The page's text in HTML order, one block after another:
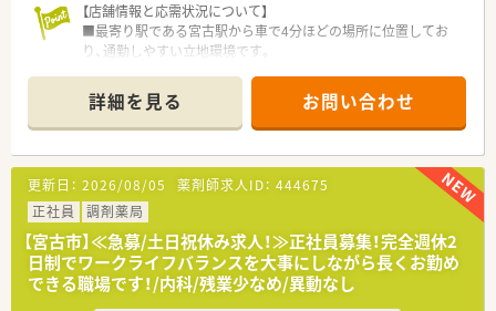
【店舗情報と応需状況について】
■最寄り駅である宮古駅から車で4分ほどの場所に位置してお
り、通勤しやすい立地環境です。
6割、内科が4割です。
■薬剤師は常勤2名、事務員2名体制で、処方箋枚数は1日10枚程
度と落ち着いています。
【法人特徴について】
■全国に400店舗以上を展開し、東北地方だけでも40店舗以上を
運営する大手法人のグループ会社の薬局です。
■東証プライム上場企業である東邦ホールディングスのグルー
プ会社であり、安定した経営基盤を誇ります。
■専門・認定薬剤師の資格取得を支援する手当が充実しており、
専門性を高めたい方が活躍中です。
詳細を見る お問い合わせ
更新日： 2026/08/05 薬剤師求人ID： 444675
正社員
調剤薬局
【宮古市】≪急募/土日祝休み求人！≫正社員募集！完全週休2
日制でワークライフバランスを大事にしながら長くお勤め
できる職場です！/内科/残業少なめ/異動なし